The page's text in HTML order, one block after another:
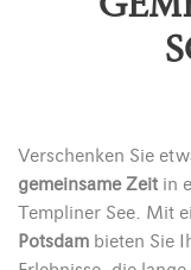
Verschenken Sie
gemeinsame Zeit in
Templiner See. Mit
Potsdam bieten Sie